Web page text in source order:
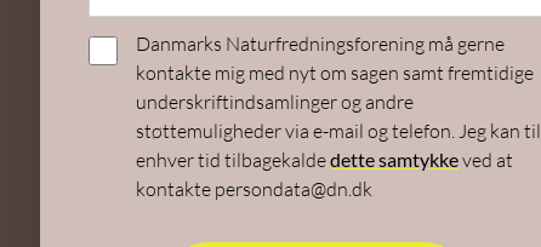
Danmarks Naturfredningsforening må gerne
kontakte mig med nyt om sagen samt fremtidige
underskriftindsamlinger og andre
støttemuligheder via e-mail og telefon. Jeg kan til
enhver tid tilbagekaldedette samtykkeved at
kontakte persondata@dn.dk